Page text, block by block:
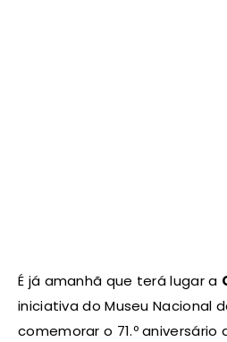
É já amanhã que terá lugar a
iniciativa do Museu Nacional
comemorar o 71.º aniversário